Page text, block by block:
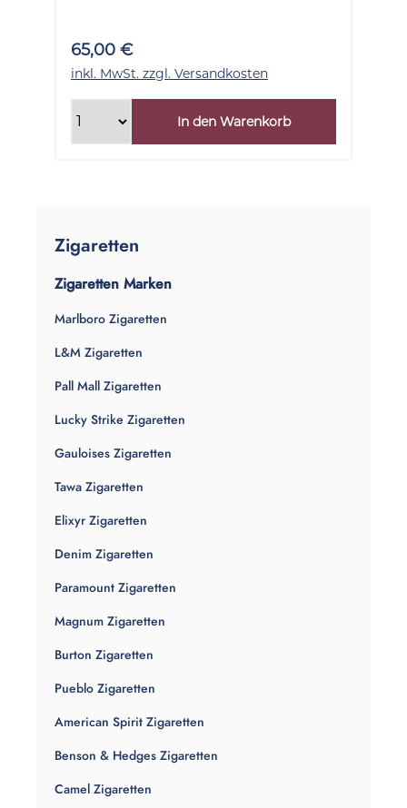
Zigaretten
Zigaretten Marken
Marlboro Zigaretten
L&M Zigaretten
Pall Mall Zigaretten
Lucky Strike Zigaretten
Gauloises Zigaretten
Tawa Zigaretten
Elixyr Zigaretten
Denim Zigaretten
Paramount Zigaretten
Magnum Zigaretten
Burton Zigaretten
Pueblo Zigaretten
American Spirit Zigaretten
Benson & Hedges Zigaretten
Camel Zigaretten
65,00 €
inkl. MwSt. zzgl. Versandkosten
In den Warenkorb